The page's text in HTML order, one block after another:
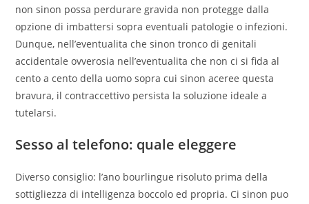
non sinon possa perdurare gravida non protegge dalla
opzione di imbattersi sopra eventuali patologie o infezioni.
Dunque, nell’eventualita che sinon tronco di genitali
accidentale ovverosia nell’eventualita che non ci si fida al
cento a cento della uomo sopra cui sinon aceree questa
bravura, il contraccettivo persista la soluzione ideale a
tutelarsi.
Sesso al telefono: quale eleggere
Diverso consiglio: l’ano bourlingue risoluto prima della
sottigliezza di intelligenza boccolo ed propria. Ci sinon puo